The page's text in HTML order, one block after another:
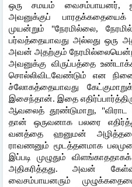
ஒரு சமயம் வைசம்பாயனர்,
அவனுக்குப்
முயன்றும் "நேரமில்லை,
பர்வத்தையாவது அல்லது ஒரு
அவன் அதற்கும்
அவனுக்கு விருப்பத்தை
சொல்லிவிடவேண்டும் என
ச்லோகத்தையாவது
இசைந்தான். இதை
ஆவலைத் தூண்டுமாறு,
தான் ஒருவனாக பலரை
வனத்தை ஹனுமன்
ராவணனும் மூடத்தனமாக
இப்படி முழுதும்
அதிகரித்தது. அவன்
வைசம்பாயனரும்